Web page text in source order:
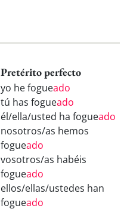
Pretérito perfecto
yo he fogueado
tú has fogueado
él/ella/usted ha fogueado
nosotros/as hemos
fogueado
vosotros/as habéis
fogueado
ellos/ellas/ustedes han
fogueado